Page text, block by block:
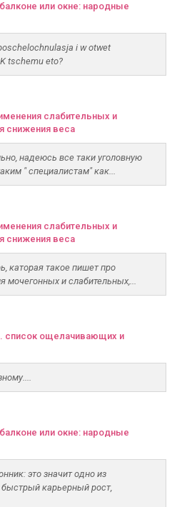
или окне: народные
i w otwet
tschemu eto?
слабительных и
снижения веса
надеюсь все таки уголовную
" специалистам" как...
слабительных и
снижения веса
каторая такое пишет про
мочегонных и слабительных,...
список ощелачивающих и
или окне: народные
это значит одно из
карьерный рост,